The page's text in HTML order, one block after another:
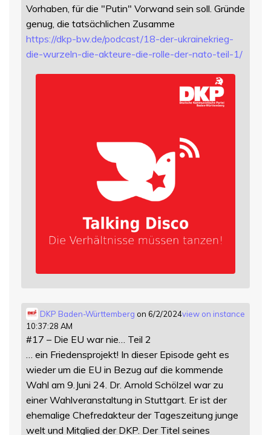
Vorhaben, für die "Putin" Vorwand sein soll. Gründe
genug, die tatsächlichen Zusamme
https://dkp-bw.de/podcast/18-der-ukrainekrieg-
die-wurzeln-die-akteure-die-rolle-der-nato-teil-1/
view on instance
DKP Baden-Württemberg on 6/2/2024
10:37:28 AM
#17 – Die EU war nie… Teil 2
… ein Friedensprojekt! In dieser Episode geht es
wieder um die EU in Bezug auf die kommende
Wahl am 9.Juni 24. Dr. Arnold Schölzel war zu
einer Wahlveranstaltung in Stuttgart. Er ist der
ehemalige Chefredakteur der Tageszeitung junge
welt und Mitglied der DKP. Der Titel seines